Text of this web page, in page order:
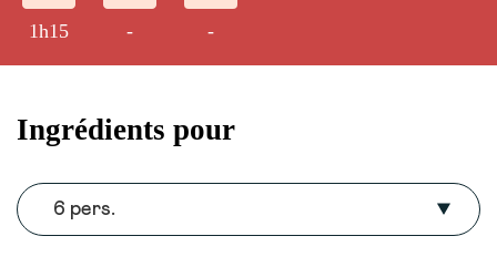
1h15 - -
Ingrédients pour
6 pers.